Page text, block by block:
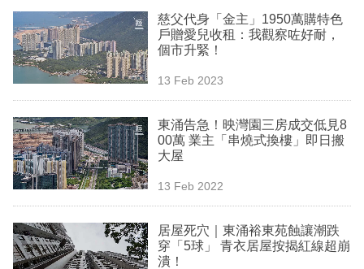
時
事
欄
訂
閱
區
慈父代身「金主」1950萬購特色
戶贈愛兒收租：我觀察咗好耐，
個市升緊！
13 Feb 2023
東涌告急！映灣園三房成交低見8
00萬 業主「串燒式換樓」即日搬
大屋
13 Feb 2022
居屋死穴｜東涌裕東苑蝕讓潮跌
穿「5球」 青衣居屋按揭紅線超崩
潰！